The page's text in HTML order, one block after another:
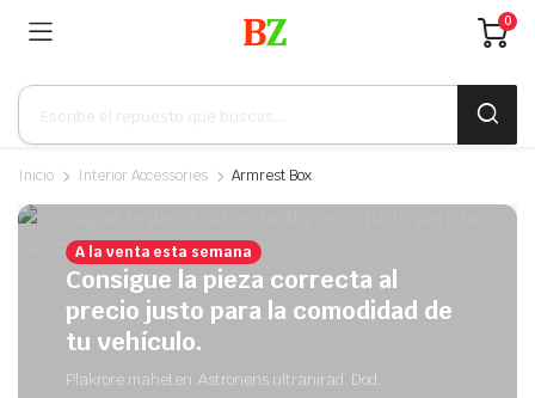
0
Búsqueda
productos
Inicio Interior Accessories Armrest Box
A la venta esta semana
Consigue la pieza correcta al
precio justo para la comodidad de
tu vehículo.
Plakrore maheten. Astronens ultranirad. Dod.